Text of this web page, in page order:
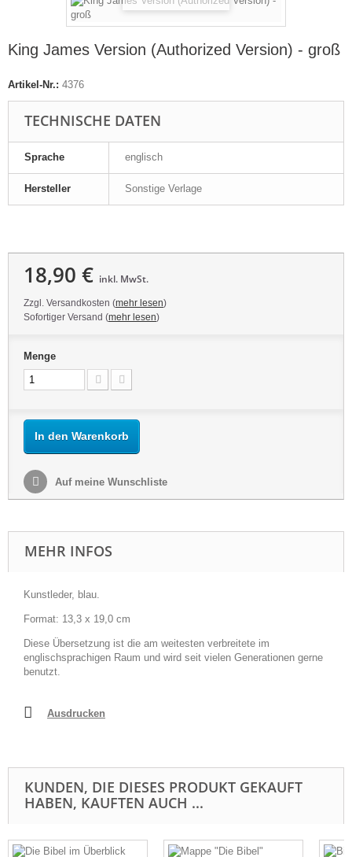
King James Version (Authorized Version) - groß
Artikel-Nr.: 4376
TECHNISCHE DATEN
Sprache englisch
Hersteller Sonstige Verlage
18,90 € inkl. MwSt.
Zzgl. Versandkosten (mehr lesen)
Sofortiger Versand (mehr lesen)
Menge
In den Warenkorb
Auf meine Wunschliste
MEHR INFOS
Kunstleder, blau.
Format: 13,3 x 19,0 cm
Diese Übersetzung ist die am weitesten verbreitete im
englischsprachigen Raum und wird seit vielen Generationen gerne
benutzt.
Ausdrucken
KUNDEN, DIE DIESES PRODUKT GEKAUFT
HABEN, KAUFTEN AUCH ...